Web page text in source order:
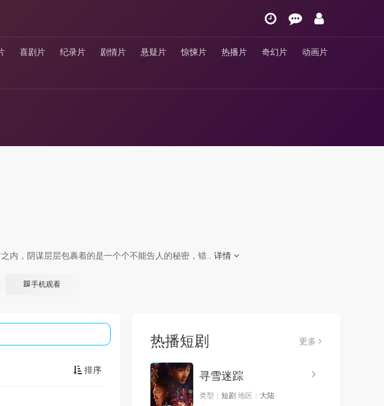
喜剧片 纪录片 剧情片 悬疑片 惊悚片 热播片 奇幻片 动画片
内，阴谋层层包裹着的是一个个不能告人的秘密，错.. 详情
手机观看
排序
热播短剧 更多
寻雪迷踪
类型： 短剧 地区： 大陆